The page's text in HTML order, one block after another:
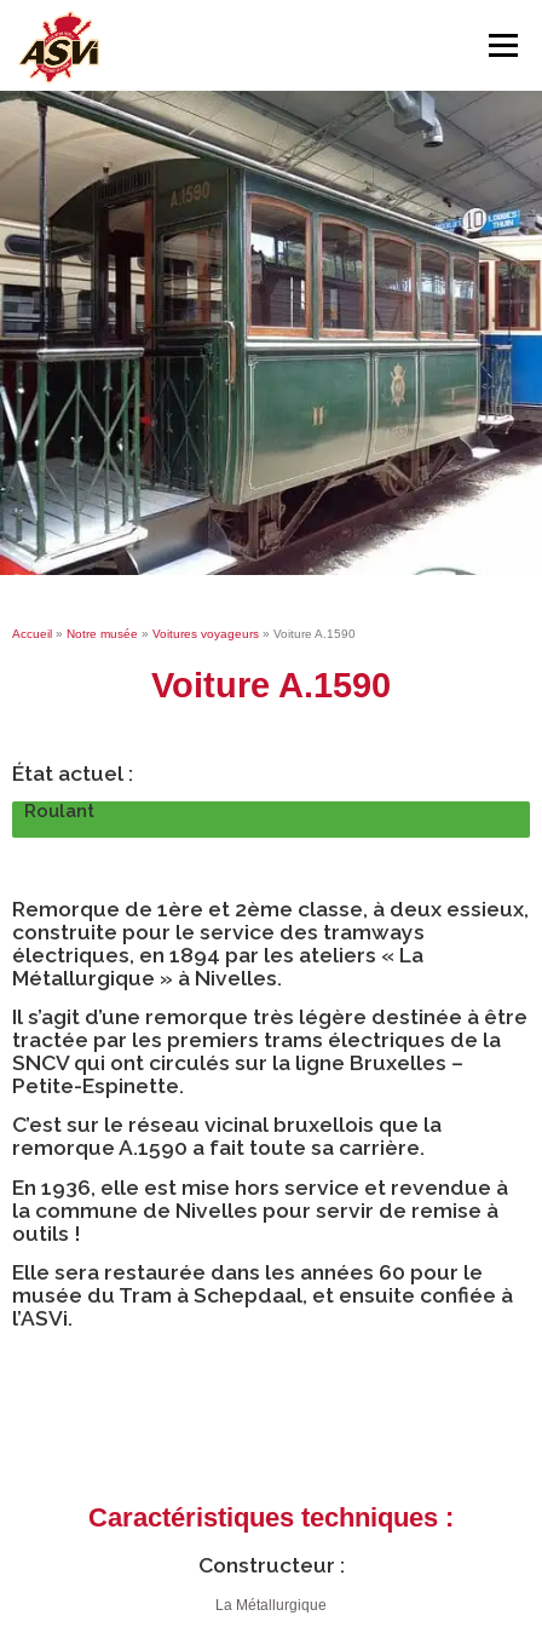
Menu
NOUS VISITER NOTRE MUSÉE
NOUS AIDER CONTACT
Accueil » Notre musée » Voitures voyageurs » Voiture A.1590
Voiture A.1590
État actuel :
Roulant
Remorque de 1ère et 2ème classe, à deux essieux,
construite pour le service des tramways
électriques, en 1894 par les ateliers « La
Métallurgique » à Nivelles.
Il s’agit d’une remorque très légère destinée à être
tractée par les premiers trams électriques de la
SNCV qui ont circulés sur la ligne Bruxelles –
Petite-Espinette.
C’est sur le réseau vicinal bruxellois que la
remorque A.1590 a fait toute sa carrière.
En 1936, elle est mise hors service et revendue à
la commune de Nivelles pour servir de remise à
outils !
Elle sera restaurée dans les années 60 pour le
musée du Tram à Schepdaal, et ensuite confiée à
l’ASVi.
Caractéristiques techniques :
Constructeur :
La Métallurgique